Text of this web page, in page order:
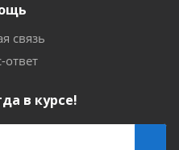
связь
ответ
в курсе!